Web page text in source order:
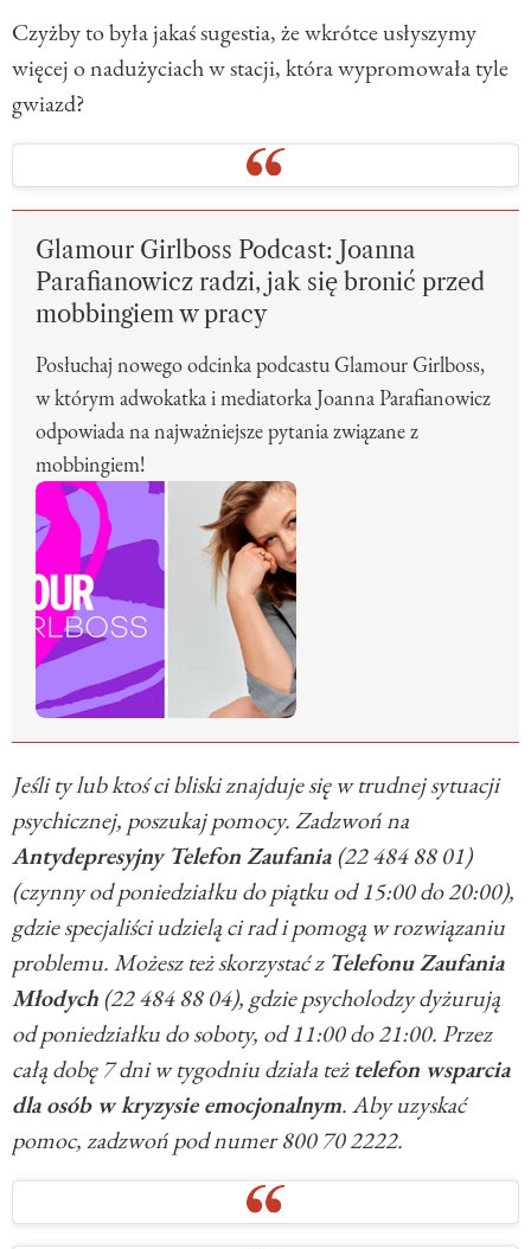
Czyżby to była jakaś sugestia, że wkrótce usłyszymy
więcej o nadużyciach w stacji, która wypromowała tyle
gwiazd?
Glamour Girlboss Podcast: Joanna
Parafianowicz radzi, jak się bronić przed
mobbingiem w pracy
Posłuchaj nowego odcinka podcastu Glamour Girlboss,
w którym adwokatka i mediatorka Joanna Parafianowicz
odpowiada na najważniejsze pytania związane z
mobbingiem!
Jeśli ty lub ktoś ci bliski znajduje się w trudnej sytuacji
psychicznej, poszukaj pomocy. Zadzwoń na
Antydepresyjny Telefon Zaufania(22 484 88 01)
(czynny od poniedziałku do piątku od 15:00 do 20:00),
gdzie specjaliści udzielą ci rad i pomogą w rozwiązaniu
problemu. Możesz też skorzystać z Telefonu Zaufania
Młodych(22 484 88 04), gdzie psycholodzy dyżurują
od poniedziałku do soboty, od 11:00 do 21:00. Przez
całą dobę 7 dni w tygodniu działa teżtelefon wsparcia
dla osób w kryzysie emocjonalnym. Aby uzyskać
pomoc, zadzwoń pod numer 800 70 2222.